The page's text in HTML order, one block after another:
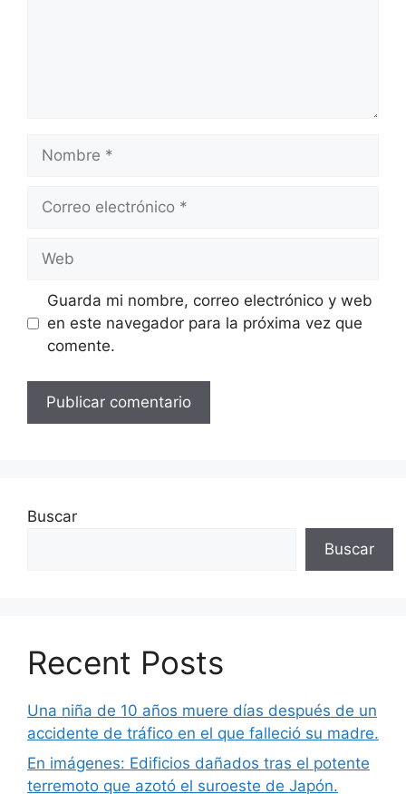
Nombre
Correo
Web
Guarda mi nombre, correo electrónico y web
en este navegador para la próxima vez que
comente.
Buscar
Buscar
Recent Posts
Una niña de 10 años muere días después de un
accidente de tráfico en el que falleció su madre.
En imágenes: Edificios dañados tras el potente
terremoto que azotó el suroeste de Japón.